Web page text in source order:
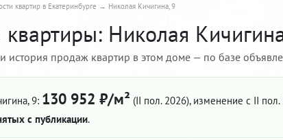
квартир в Екатеринбурге Николая Кичигина, 9
Николая
история продаж квартир в этом доме — по базе
9: 130 952 ₽/м² (II пол. 2026), изменение с II пол.
с публикации.